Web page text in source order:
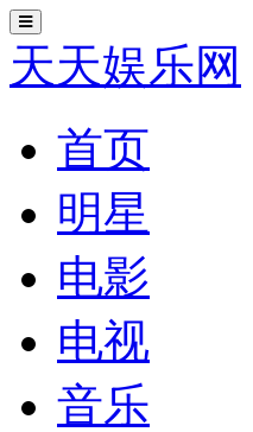
切
换
导
航
天天娱乐网
首页
明星
电影
电视
音乐